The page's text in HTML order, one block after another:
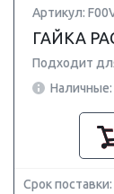
Артикул:
ГАЙКА
Подходит
Наличные:
Срок